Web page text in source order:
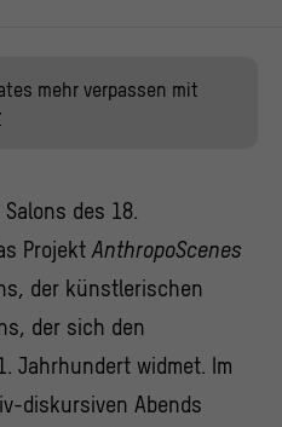
mehr verpassen mit
des 18.
ProjektAnthropoScenes
der künstlerischen
der sich den
Jahrhundert widmet. Im
diskursiven Abends